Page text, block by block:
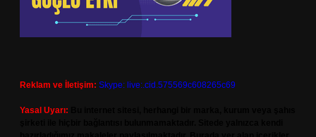
Reklam ve İletişim: Skype: live:.cid.575569c608265c69
Yasal Uyarı: